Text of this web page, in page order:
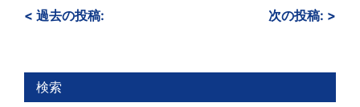
< 過去の投稿: 次の投稿: >
検索